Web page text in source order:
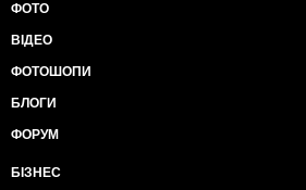
ФОТО
ВІДЕО
ФОТОШОПИ
БЛОГИ
ФОРУМ
БІЗНЕС